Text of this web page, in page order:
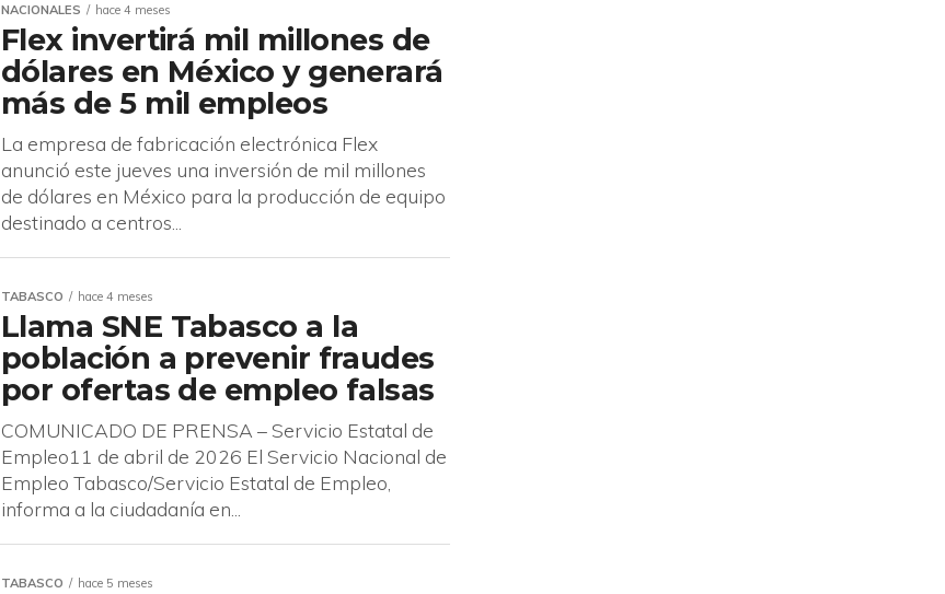
NACIONALES hace 4 meses
Flex invertirá mil millones de
dólares en México y generará
más de 5 mil empleos
La empresa de fabricación electrónica Flex
anunció este jueves una inversión de mil millones
de dólares en México para la producción de equipo
destinado a centros...
TABASCO hace 4 meses
Llama SNE Tabasco a la
población a prevenir fraudes
por ofertas de empleo falsas
COMUNICADO DE PRENSA – Servicio Estatal de
Empleo11 de abril de 2026 El Servicio Nacional de
Empleo Tabasco/Servicio Estatal de Empleo,
informa a la ciudadanía en...
TABASCO hace 5 meses